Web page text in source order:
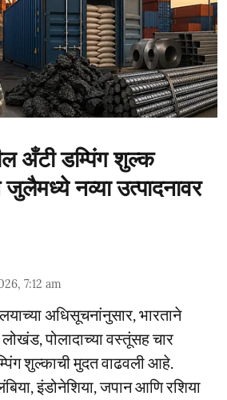
अँटी डम्पिंग शुल्क
नव्या उत्पादनावर
7:12 am
अधिसूचनांनुसार, भारताने
पोलादाच्या वस्तूंसह चार
शुल्काची मुदत वाढवली आहे.
इंडोनेशिया, जपान आणि रशिया